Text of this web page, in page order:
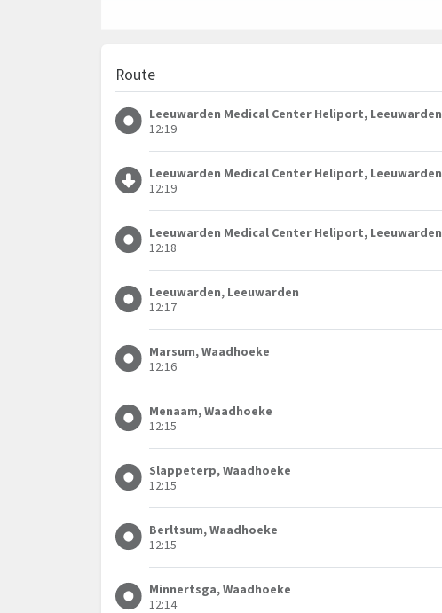
Route
Leeuwarden Medical Center Heliport, Leeuwarden
12:19
Leeuwarden Medical Center Heliport, Leeuwarden
12:19
Leeuwarden Medical Center Heliport, Leeuwarden
12:18
Leeuwarden, Leeuwarden
12:17
Marsum, Waadhoeke
12:16
Menaam, Waadhoeke
12:15
Slappeterp, Waadhoeke
12:15
Berltsum, Waadhoeke
12:15
Minnertsga, Waadhoeke
12:14